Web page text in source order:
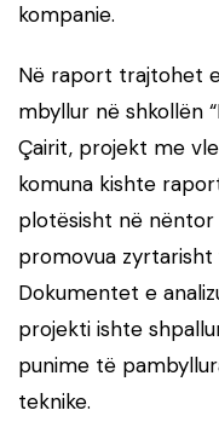
kompanie.
Në raport trajtohet
mbyllur në shkollën
Çairit, projekt me
komuna kishte
plotësisht në
promovua
Dokumentet e
projekti ishte
punime të
teknike.